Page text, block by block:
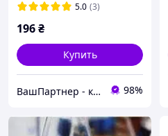
5.0 (3)
196₴
Купить
ВашПартнер - канцтовары, игрушки и детская книга, бытовая химия 98%